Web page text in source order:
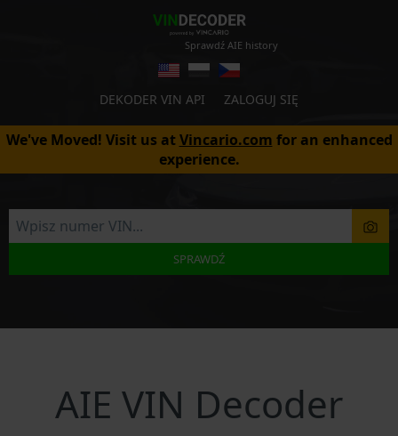
Sprawdź AIE history
DEKODER VIN API ZALOGUJ SIĘ
We've Moved! Visit us atVincario.com for an enhanced
experience.
SPRAWDŹ
AIE VIN Decoder